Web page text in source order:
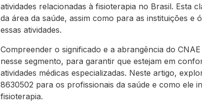
atividades relacionadas à fisioterapia no Brasil. Esta
da área da saúde, assim como para as instituições e
essas atividades.
Compreender o significado e a abrangência do
nesse segmento, para garantir que estejam em
atividades médicas especializadas. Neste artigo,
8630502 para os profissionais da saúde e como ele
fisioterapia.